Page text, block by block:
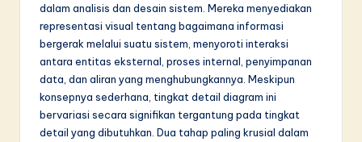
L
dalam analisis dan desain sistem. Mereka menyediakan
representasi visual tentang bagaimana informasi
bergerak melalui suatu sistem, menyoroti interaksi
antara entitas eksternal, proses internal, penyimpanan
data, dan aliran yang menghubungkannya. Meskipun
konsepnya sederhana, tingkat detail diagram ini
bervariasi secara signifikan tergantung pada tingkat
detail yang dibutuhkan. Dua tahap paling krusial dalam